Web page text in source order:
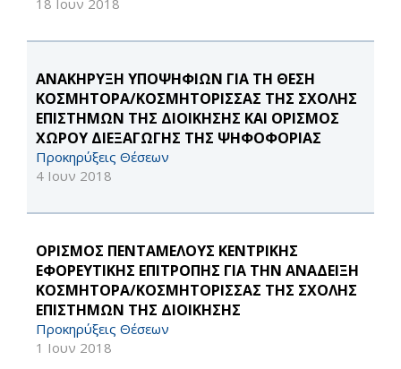
18 Ιουν 2018
ΑΝΑΚΗΡΥΞΗ ΥΠΟΨΗΦΙΩΝ ΓΙΑ ΤΗ ΘΕΣΗ
ΚΟΣΜΗΤΟΡΑ/ΚΟΣΜΗΤΟΡΙΣΣΑΣ ΤΗΣ ΣΧΟΛΗΣ
ΕΠΙΣΤΗΜΩΝ ΤΗΣ ΔΙΟΙΚΗΣΗΣ ΚΑΙ ΟΡΙΣΜΟΣ
ΧΩΡΟΥ ΔΙΕΞΑΓΩΓΗΣ ΤΗΣ ΨΗΦΟΦΟΡΙΑΣ
Προκηρύξεις Θέσεων
4 Ιουν 2018
ΟΡΙΣΜΟΣ ΠΕΝΤΑΜΕΛΟΥΣ ΚΕΝΤΡΙΚΗΣ
ΕΦΟΡΕΥΤΙΚΗΣ ΕΠΙΤΡΟΠΗΣ ΓΙΑ ΤΗΝ ΑΝΑΔΕΙΞΗ
ΚΟΣΜΗΤΟΡΑ/ΚΟΣΜΗΤΟΡΙΣΣΑΣ ΤΗΣ ΣΧΟΛΗΣ
ΕΠΙΣΤΗΜΩΝ ΤΗΣ ΔΙΟΙΚΗΣΗΣ
Προκηρύξεις Θέσεων
1 Ιουν 2018